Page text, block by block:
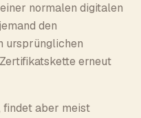
normalen digitalen
den
ursprünglichen
erneut
findet aber meist